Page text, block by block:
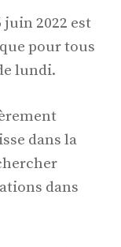
2022 est
pour tous
lundi.
dans la
dans